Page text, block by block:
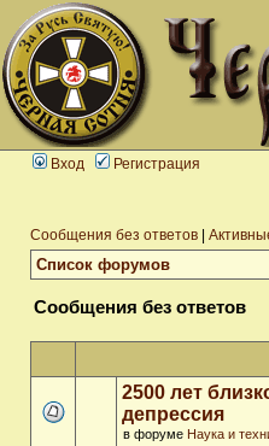
Вход Регистрация
Сообщения без ответов
Список форумов
Сообщения без ответов
2500 лет
депрессия
в форуме Наука и